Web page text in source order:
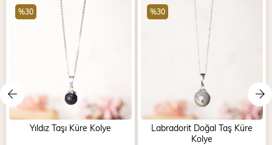
Yıldız Taşı Küre Kolye
%30
Labradorit Doğal Taş Küre
Kolye
%30